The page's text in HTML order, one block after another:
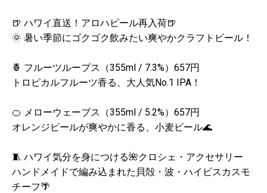
🍺 ハワイ直送！アロハビール再入荷🍺
🌞 暑い季節にゴクゴク飲みたい爽やかクラフトビール！
🍍 フルーツループス（355ml / 7.3%）657円
トロピカルフルーツ香る、大人気No.1 IPA！
🍊 メローウェーブス（355ml / 5.2%）657円
オレンジピールが爽やかに香る、小麦ビール🌊
🧵 ハワイ気分を身につける🌺クロシェ・アクセサリー
ハンドメイドで編み込まれた貝殻・波・ハイビスカスモ
チーフ🌴